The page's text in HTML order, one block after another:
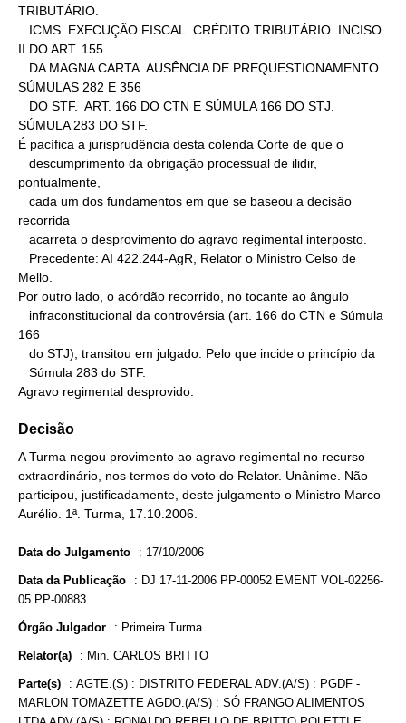
TRIBUTÁRIO.
II DO ART. 155
SÚMULAS 282 E 356
SÚMULA 283 DO STF.
É pacífica a jurisprudência desta colenda Corte de que o
pontualmente,
recorrida
Mello.
Por outro lado, o acórdão recorrido, no tocante ao ângulo
166
Agravo regimental desprovido.
Decisão
A Turma negou provimento ao agravo regimental no recurso
extraordinário, nos termos do voto do Relator. Unânime. Não
participou, justificadamente, deste julgamento o Ministro Marco
Aurélio. 1ª. Turma, 17.10.2006.
Data do Julgamento : 17/10/2006
Data da Publicação : DJ 17-11-2006 PP-00052 EMENT VOL-02256-
05 PP-00883
Órgão Julgador : Primeira Turma
Relator(a) : Min. CARLOS BRITTO
Parte(s) : AGTE.(S) : DISTRITO FEDERAL ADV.(A/S) : PGDF -
MARLON TOMAZETTE AGDO.(A/S) : SÓ FRANGO ALIMENTOS